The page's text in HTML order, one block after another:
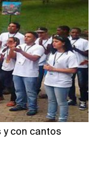
y con cantos